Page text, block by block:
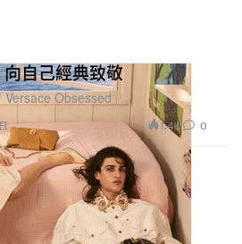
自己經典致敬
Obsessed」。
1.4K 0